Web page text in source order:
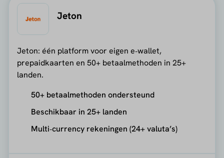
Jeton
Jeton: één platform voor eigen e‑wallet,
prepaidkaarten en 50+ betaalmethoden in 25+
landen.
50+ betaalmethoden ondersteund
Beschikbaar in 25+ landen
Multi‑currency rekeningen (24+ valuta’s)